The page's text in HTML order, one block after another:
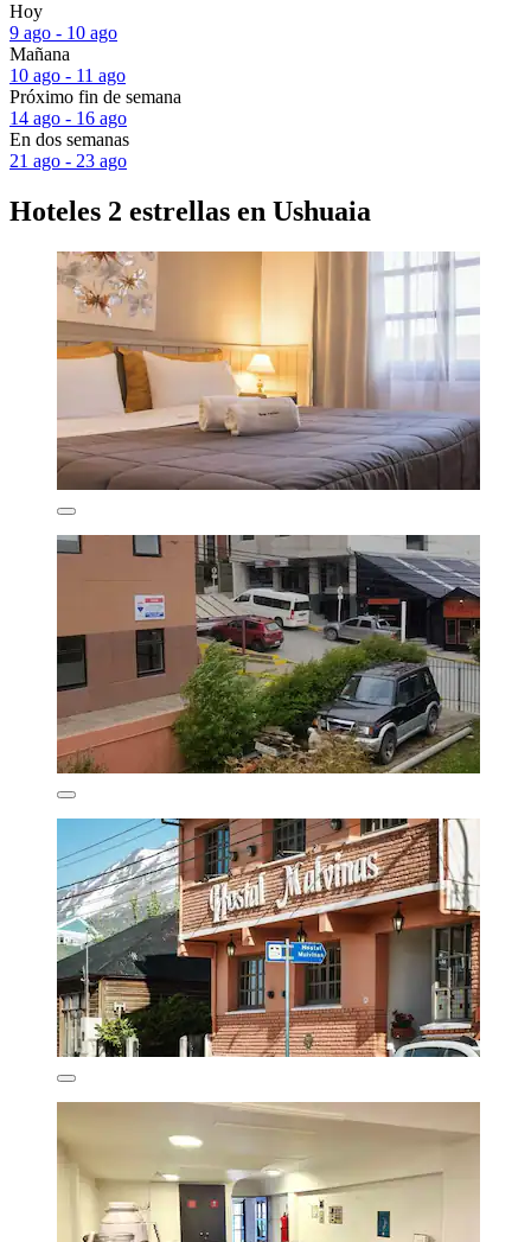
Hoy
9 ago - 10 ago
Mañana
10 ago - 11 ago
Próximo fin de semana
14 ago - 16 ago
En dos semanas
21 ago - 23 ago
Hoteles 2 estrellas en Ushuaia